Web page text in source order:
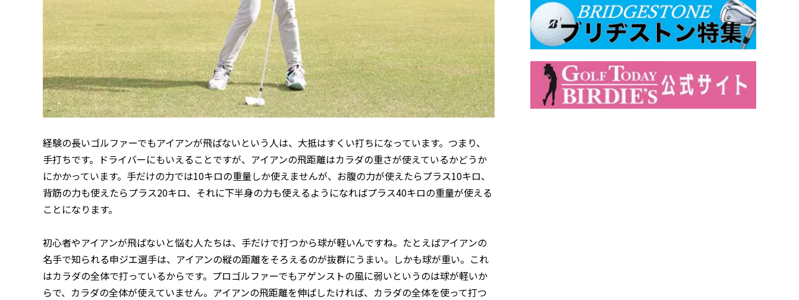
経験の長いゴルファーでもアイアンが飛ばないという人は、大抵はすくい打ちになっています。つまり、
手打ちです。ドライバーにもいえることですが、アイアンの飛距離はカラダの重さが使えているかどうか
にかかっています。手だけの力では10キロの重量しか使えませんが、お腹の力が使えたらプラス10キロ、
背筋の力も使えたらプラス20キロ、それに下半身の力も使えるようになればプラス40キロの重量が使える
ことになります。
初心者やアイアンが飛ばないと悩む人たちは、手だけで打つから球が軽いんですね。たとえばアイアンの
名手で知られる申ジエ選手は、アイアンの縦の距離をそろえるのが抜群にうまい。しかも球が重い。これ
はカラダの全体で打っているからです。プロゴルファーでもアゲンストの風に弱いというのは球が軽いか
らで、カラダの全体が使えていません。アイアンの飛距離を伸ばしたければ、カラダの全体を使って打つ